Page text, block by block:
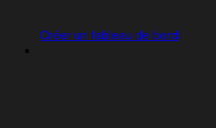
Créer un tableau de bord